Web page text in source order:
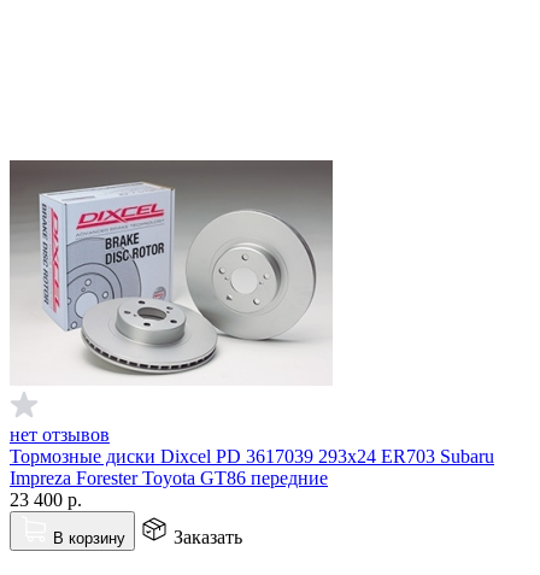
нет отзывов
Тормозные диски Dixcel PD 3617039 293x24 ER703 Subaru
Impreza Forester Toyota GT86 передние
23 400 р.
В корзину Заказать